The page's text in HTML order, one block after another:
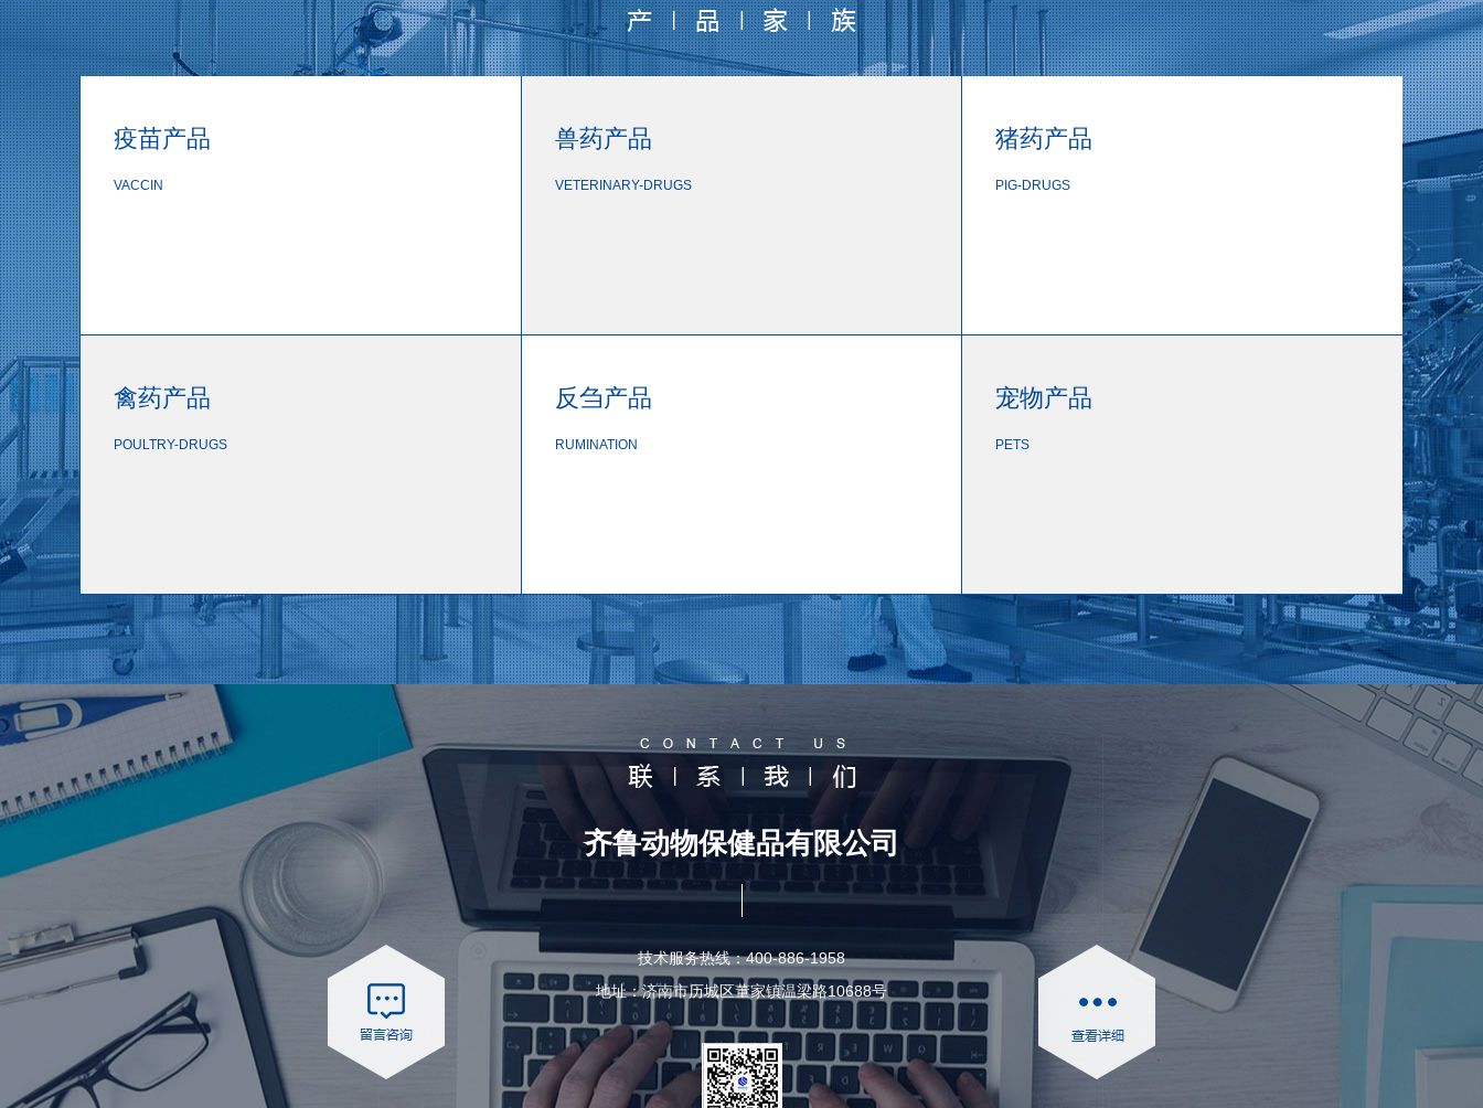
疫苗产品
VACCIN
兽药产品
VETERINARY-DRUGS
猪药产品
PIG-DRUGS
禽药产品
POULTRY-DRUGS
反刍产品
RUMINATION
宠物产品
PETS
齐鲁动物保健品有限公司
技术服务热线：400-886-1958
地址：济南市历城区董家镇温梁路10688号